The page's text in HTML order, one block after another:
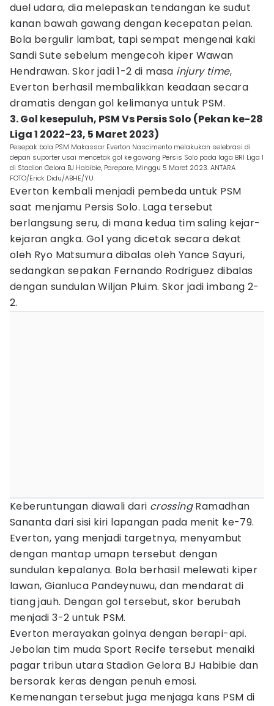
duel udara, dia melepaskan tendangan ke sudut
kanan bawah gawang dengan kecepatan pelan.
Bola bergulir lambat, tapi sempat mengenai kaki
Sandi Sute sebelum mengecoh kiper Wawan
Hendrawan. Skor jadi 1-2 di masa injury time,
Everton berhasil membalikkan keadaan secara
dramatis dengan gol kelimanya untuk PSM.
3. Gol kesepuluh, PSM Vs Persis Solo (Pekan ke-28
Liga 1 2022-23, 5 Maret 2023)
Pesepak bola PSM Makassar Everton Nascimento melakukan selebrasi di
depan suporter usai mencetak gol ke gawang Persis Solo pada laga BRI Liga 1
di Stadion Gelora BJ Habibie, Parepare, Minggu 5 Maret 2023. ANTARA
FOTO/Erick Didu/ABHE/YU
Everton kembali menjadi pembeda untuk PSM
saat menjamu Persis Solo. Laga tersebut
berlangsung seru, di mana kedua tim saling kejar-
kejaran angka. Gol yang dicetak secara dekat
oleh Ryo Matsumura dibalas oleh Yance Sayuri,
sedangkan sepakan Fernando Rodriguez dibalas
dengan sundulan Wiljan Pluim. Skor jadi imbang 2-
2.
Keberuntungan diawali dari crossingRamadhan
Sananta dari sisi kiri lapangan pada menit ke-79.
Everton, yang menjadi targetnya, menyambut
dengan mantap umapn tersebut dengan
sundulan kepalanya. Bola berhasil melewati kiper
lawan, Gianluca Pandeynuwu, dan mendarat di
tiang jauh. Dengan gol tersebut, skor berubah
menjadi 3-2 untuk PSM.
Everton merayakan golnya dengan berapi-api.
Jebolan tim muda Sport Recife tersebut menaiki
pagar tribun utara Stadion Gelora BJ Habibie dan
bersorak keras dengan penuh emosi.
Kemenangan tersebut juga menjaga kans PSM di